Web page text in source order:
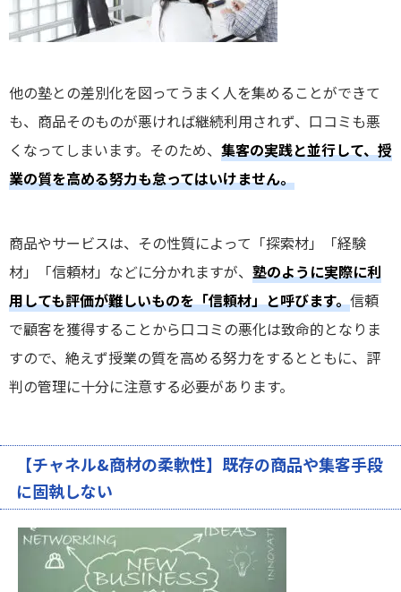
他の塾との差別化を図ってうまく人を集めることができて
も、商品そのものが悪ければ継続利用されず、口コミも悪
くなってしまいます。そのため、 集客の実践と並行して、授
業の質を高める努力も怠ってはいけません。
商品やサービスは、その性質によって「探索材」「経験
材」「信頼材」などに分かれますが、 塾のように実際に利
用しても評価が難しいものを「信頼材」と呼びます。信頼
で顧客を獲得することから口コミの悪化は致命的となりま
すので、絶えず授業の質を高める努力をするとともに、評
判の管理に十分に注意する必要があります。
【チャネル&商材の柔軟性】既存の商品や集客手段
に固執しない